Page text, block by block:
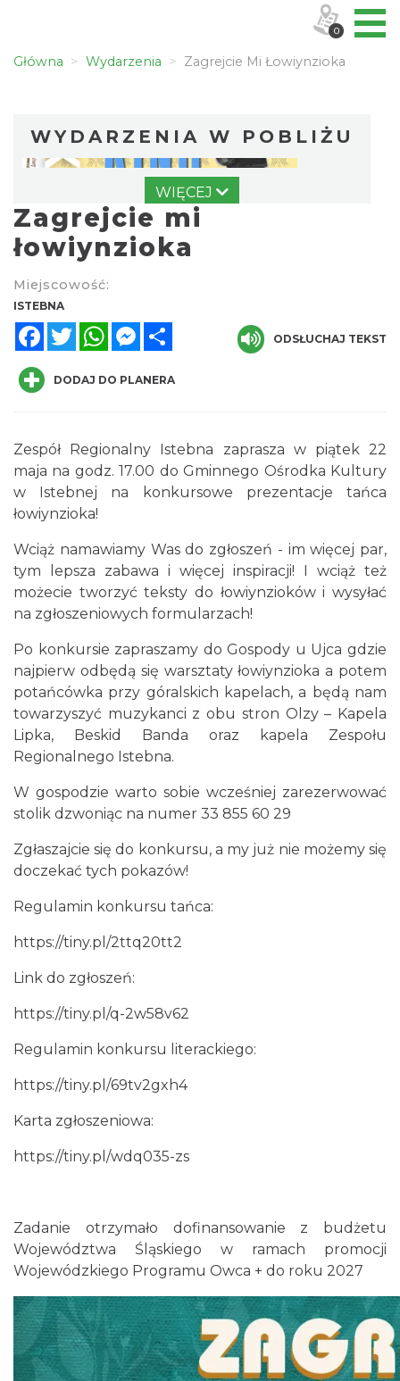
Główna Wydarzenia Zagrejcie Mi Łowiynzioka
WYDARZENIA W POBLIŻU
Pójcie Dziecka – będzie kino!
Istebna
2026-08-11
0.00 km
Piknik Rodzinny ze św. Franciszkiem z
Istebna
2026-08-08
0.03 km
Robimy budki dla ptaków - zajęcia
warsztatowe
2026-08-27
1.04 km
Jak czytać las
Istebna
1.08 km
2026-09-19
1.18 km
WIĘCEJ
Zagrejcie mi
łowiynzioka
Miejscowość:
ISTEBNA
FacebookTwitterWhatsAppMessenger
ODSŁUCHAJ TEKST
DODAJ DO PLANERA
Zespół Regionalny Istebna zaprasza w piątek 22
maja na godz. 17.00 do Gminnego Ośrodka Kultury
w Istebnej na konkursowe prezentacje tańca
łowiynzioka!
Wciąż namawiamy Was do zgłoszeń - im więcej par,
tym lepsza zabawa i więcej inspiracji! I wciąż też
możecie tworzyć teksty do łowiynzioków i wysyłać
na zgłoszeniowych formularzach!
Po konkursie zapraszamy do Gospody u Ujca gdzie
najpierw odbędą się warsztaty łowiynzioka a potem
potańcówka przy góralskich kapelach, a będą nam
towarzyszyć muzykanci z obu stron Olzy – Kapela
Lipka, Beskid Banda oraz kapela Zespołu
Regionalnego Istebna.
W gospodzie warto sobie wcześniej zarezerwować
stolik dzwoniąc na numer 33 855 60 29
Zgłaszajcie się do konkursu, a my już nie możemy się
doczekać tych pokazów!
Regulamin konkursu tańca:
https://tiny.pl/2ttq20tt2
Link do zgłoszeń:
https://tiny.pl/q-2w58v62
Regulamin konkursu literackiego:
https://tiny.pl/69tv2gxh4
Karta zgłoszeniowa:
https://tiny.pl/wdq035-zs
Zadanie otrzymało dofinansowanie z budżetu
Województwa Śląskiego w ramach promocji
Wojewódzkiego Programu Owca + do roku 2027
0